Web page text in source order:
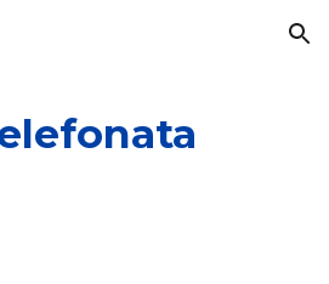
Skip to navigation